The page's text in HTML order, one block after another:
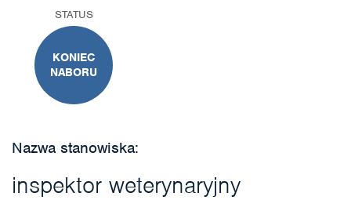
STATUS
KONIEC
NABORU
Nazwa stanowiska:
inspektor weterynaryjny